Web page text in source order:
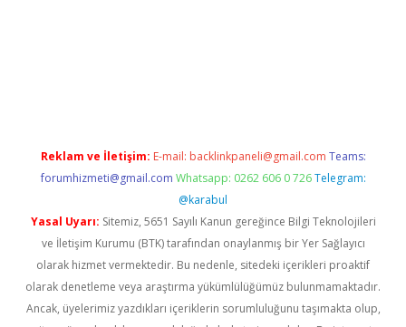
Reklam ve İletişim: E-mail: backlinkpaneli@gmail.com Teams:
forumhizmeti@gmail.com Whatsapp: 0262 606 0 726 Telegram:
@karabul
Yasal Uyarı: Sitemiz, 5651 Sayılı Kanun gereğince Bilgi Teknolojileri
ve İletişim Kurumu (BTK) tarafından onaylanmış bir Yer Sağlayıcı
olarak hizmet vermektedir. Bu nedenle, sitedeki içerikleri proaktif
olarak denetleme veya araştırma yükümlülüğümüz bulunmamaktadır.
Ancak, üyelerimiz yazdıkları içeriklerin sorumluluğunu taşımakta olup,